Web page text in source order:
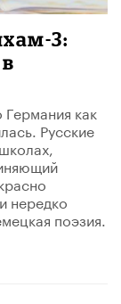
3:
как
Русские
нередко
поэзия.